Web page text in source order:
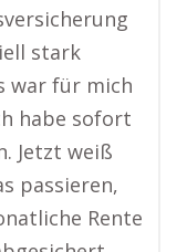
stark
war für mich
habe sofort
Jetzt weiß
passieren,
Rente